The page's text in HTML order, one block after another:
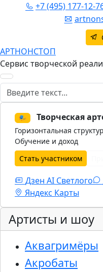
+7 (495) 177-12-
АРТНОНСТОП
Сервис творческой
Поиск
🎭 Творческая
Горизонтальная
Обучение и доход
Стать участником
Дзен AI Светлого
Яндекс Карты
Артисты и шоу
Аквагримёры
Акробаты